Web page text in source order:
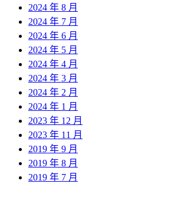
2024 年 8 月
2024 年 7 月
2024 年 6 月
2024 年 5 月
2024 年 4 月
2024 年 3 月
2024 年 2 月
2024 年 1 月
2023 年 12 月
2023 年 11 月
2019 年 9 月
2019 年 8 月
2019 年 7 月